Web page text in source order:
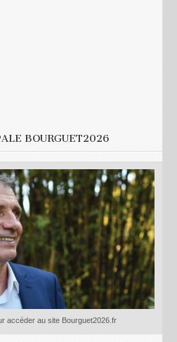
BOURGUET2026
accéder au site Bourguet2026.fr